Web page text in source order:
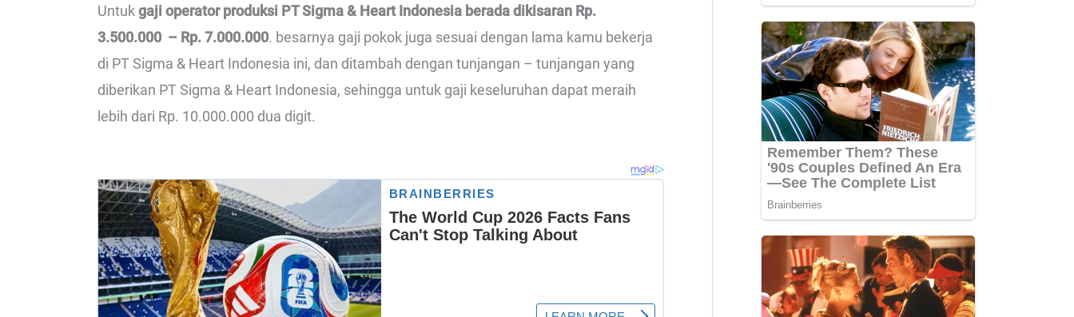
Untukgaji operator produksi PT Sigma & Heart Indonesia berada dikisaran Rp.
3.500.000 – Rp. 7.000.000. besarnya gaji pokok juga sesuai dengan lama kamu bekerja
di PT Sigma & Heart Indonesia ini, dan ditambah dengan tunjangan – tunjangan yang
diberikan PT Sigma & Heart Indonesia, sehingga untuk gaji keseluruhan dapat meraih
lebih dari Rp. 10.000.000 dua digit.